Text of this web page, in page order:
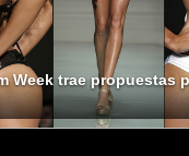
Week trae propuestas